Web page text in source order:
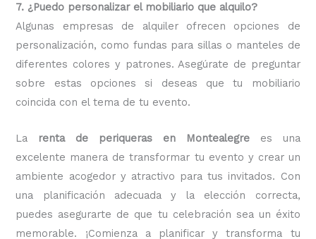
7. ¿Puedo personalizar el mobiliario que alquilo?
Algunas empresas de alquiler ofrecen opciones de
personalización, como fundas para sillas o manteles de
diferentes colores y patrones. Asegúrate de preguntar
sobre estas opciones si deseas que tu mobiliario
coincida con el tema de tu evento.
La renta de periqueras en Montealegre es una
excelente manera de transformar tu evento y crear un
ambiente acogedor y atractivo para tus invitados. Con
una planificación adecuada y la elección correcta,
puedes asegurarte de que tu celebración sea un éxito
memorable. ¡Comienza a planificar y transforma tu